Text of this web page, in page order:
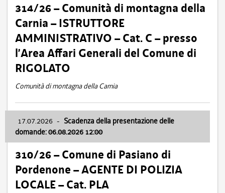
314/26 – Comunità di montagna della
Carnia – ISTRUTTORE
AMMINISTRATIVO – Cat. C – presso
l’Area Affari Generali del Comune di
RIGOLATO
Comunità di montagna della Carnia
17.07.2026 - Scadenza della presentazione delle
domande: 06.08.2026 12:00
310/26 – Comune di Pasiano di
Pordenone – AGENTE DI POLIZIA
LOCALE – Cat. PLA